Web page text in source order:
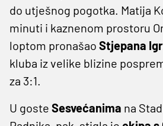
do utješnog pogotka. Matija
minuti i kaznenom prostoru
loptom pronašao Stjepana
kluba iz velike blizine
za 3:1.
U goste Sesvećanima na